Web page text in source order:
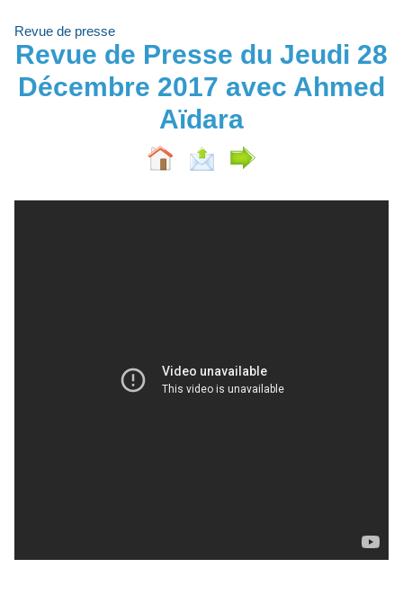
Revue de presse
Revue de Presse du Jeudi 28
Décembre 2017 avec Ahmed
Aïdara